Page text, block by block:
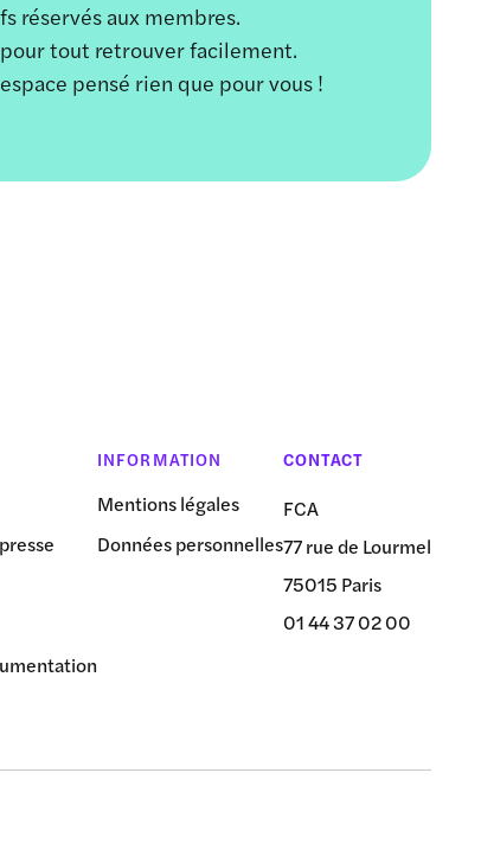
réservés aux membres.
tout retrouver facilement.
pensé rien que pour vous !
INFORMATION
Mentions légales
Données personnelles
CONTACT
FCA
77 rue de Lourmel
75015 Paris
01 44 37 02 00